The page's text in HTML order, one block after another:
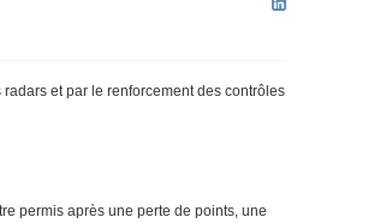
et par le renforcement des contrôles
permis après une perte de points, une